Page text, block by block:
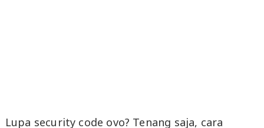
Lupa security code ovo? Tenang saja, cara